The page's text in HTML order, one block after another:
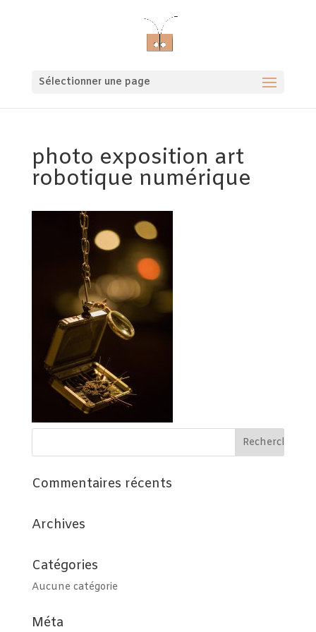
Sélectionner une page
photo exposition art
robotique numérique
Commentaires récents
Archives
Catégories
Aucune catégorie
Méta